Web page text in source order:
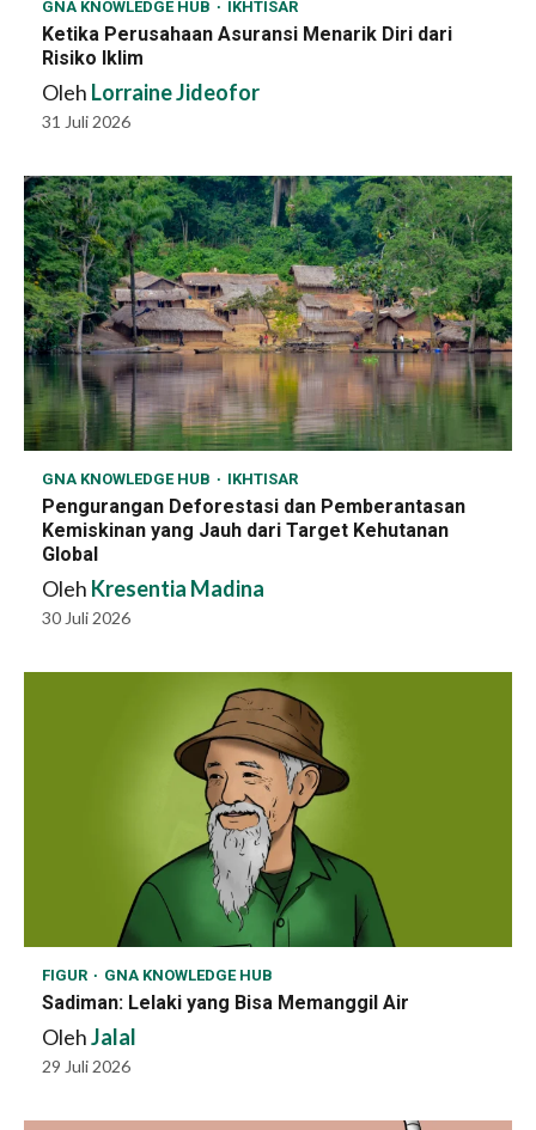
GNA KNOWLEDGE HUB IKHTISAR
Ketika Perusahaan Asuransi Menarik Diri dari
Risiko Iklim
Oleh Lorraine Jideofor
31 Juli 2026
GNA KNOWLEDGE HUB IKHTISAR
Pengurangan Deforestasi dan Pemberantasan
Kemiskinan yang Jauh dari Target Kehutanan
Global
Oleh Kresentia Madina
30 Juli 2026
FIGUR GNA KNOWLEDGE HUB
Sadiman: Lelaki yang Bisa Memanggil Air
OlehJalal
29 Juli 2026